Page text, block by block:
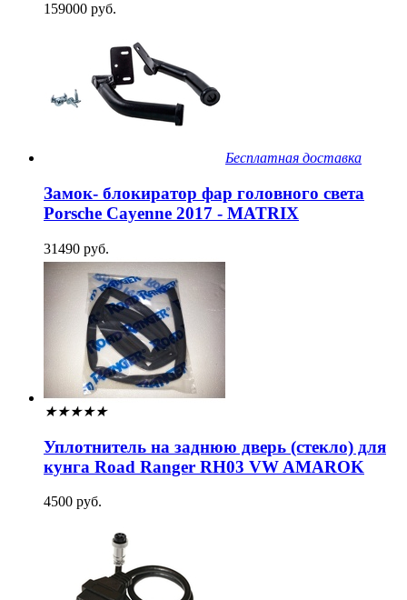
159000 руб.
Бесплатная доставка
Замок- блокиратор фар головного света
Porsche Cayenne 2017 - MATRIX
31490 руб.
★★★★★
Уплотнитель на заднюю дверь (стекло) для
кунга Road Ranger RH03 VW AMAROK
4500 руб.